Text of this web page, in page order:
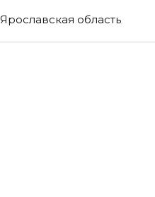
Ярославская область